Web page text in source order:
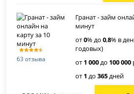
63 отзыва
Гранат - займ
минут
от0% до0,8% в
годовых)
от 1 000до 100 000
от 1 до365дней